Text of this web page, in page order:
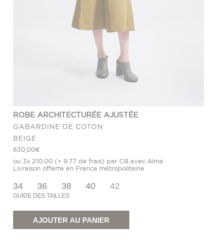
ROBE ARCHITECTURÉE AJUSTÉE
GABARDINE DE COTON
BEIGE
630,00€
ou 3x 210.00 (+ 9.77 de frais) par CB avec Alma
Livraison offerte en France métropolitaine
34 36 38 40 42
GUIDE DES TAILLES
de
architecturée
AJOUTER AU PANIER